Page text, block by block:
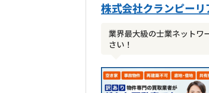
株式会社クランピー
業界最大級の士業ネットワ
さい！